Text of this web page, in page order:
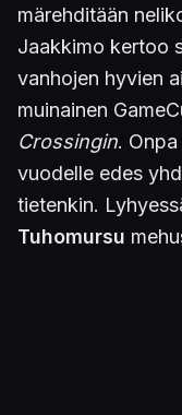
märehditään
Jaakkimo kertoo
vanhojen hyvien
muinainen
Crossingin. Onpa
vuodelle edes
tietenkin.
Tuhomursu